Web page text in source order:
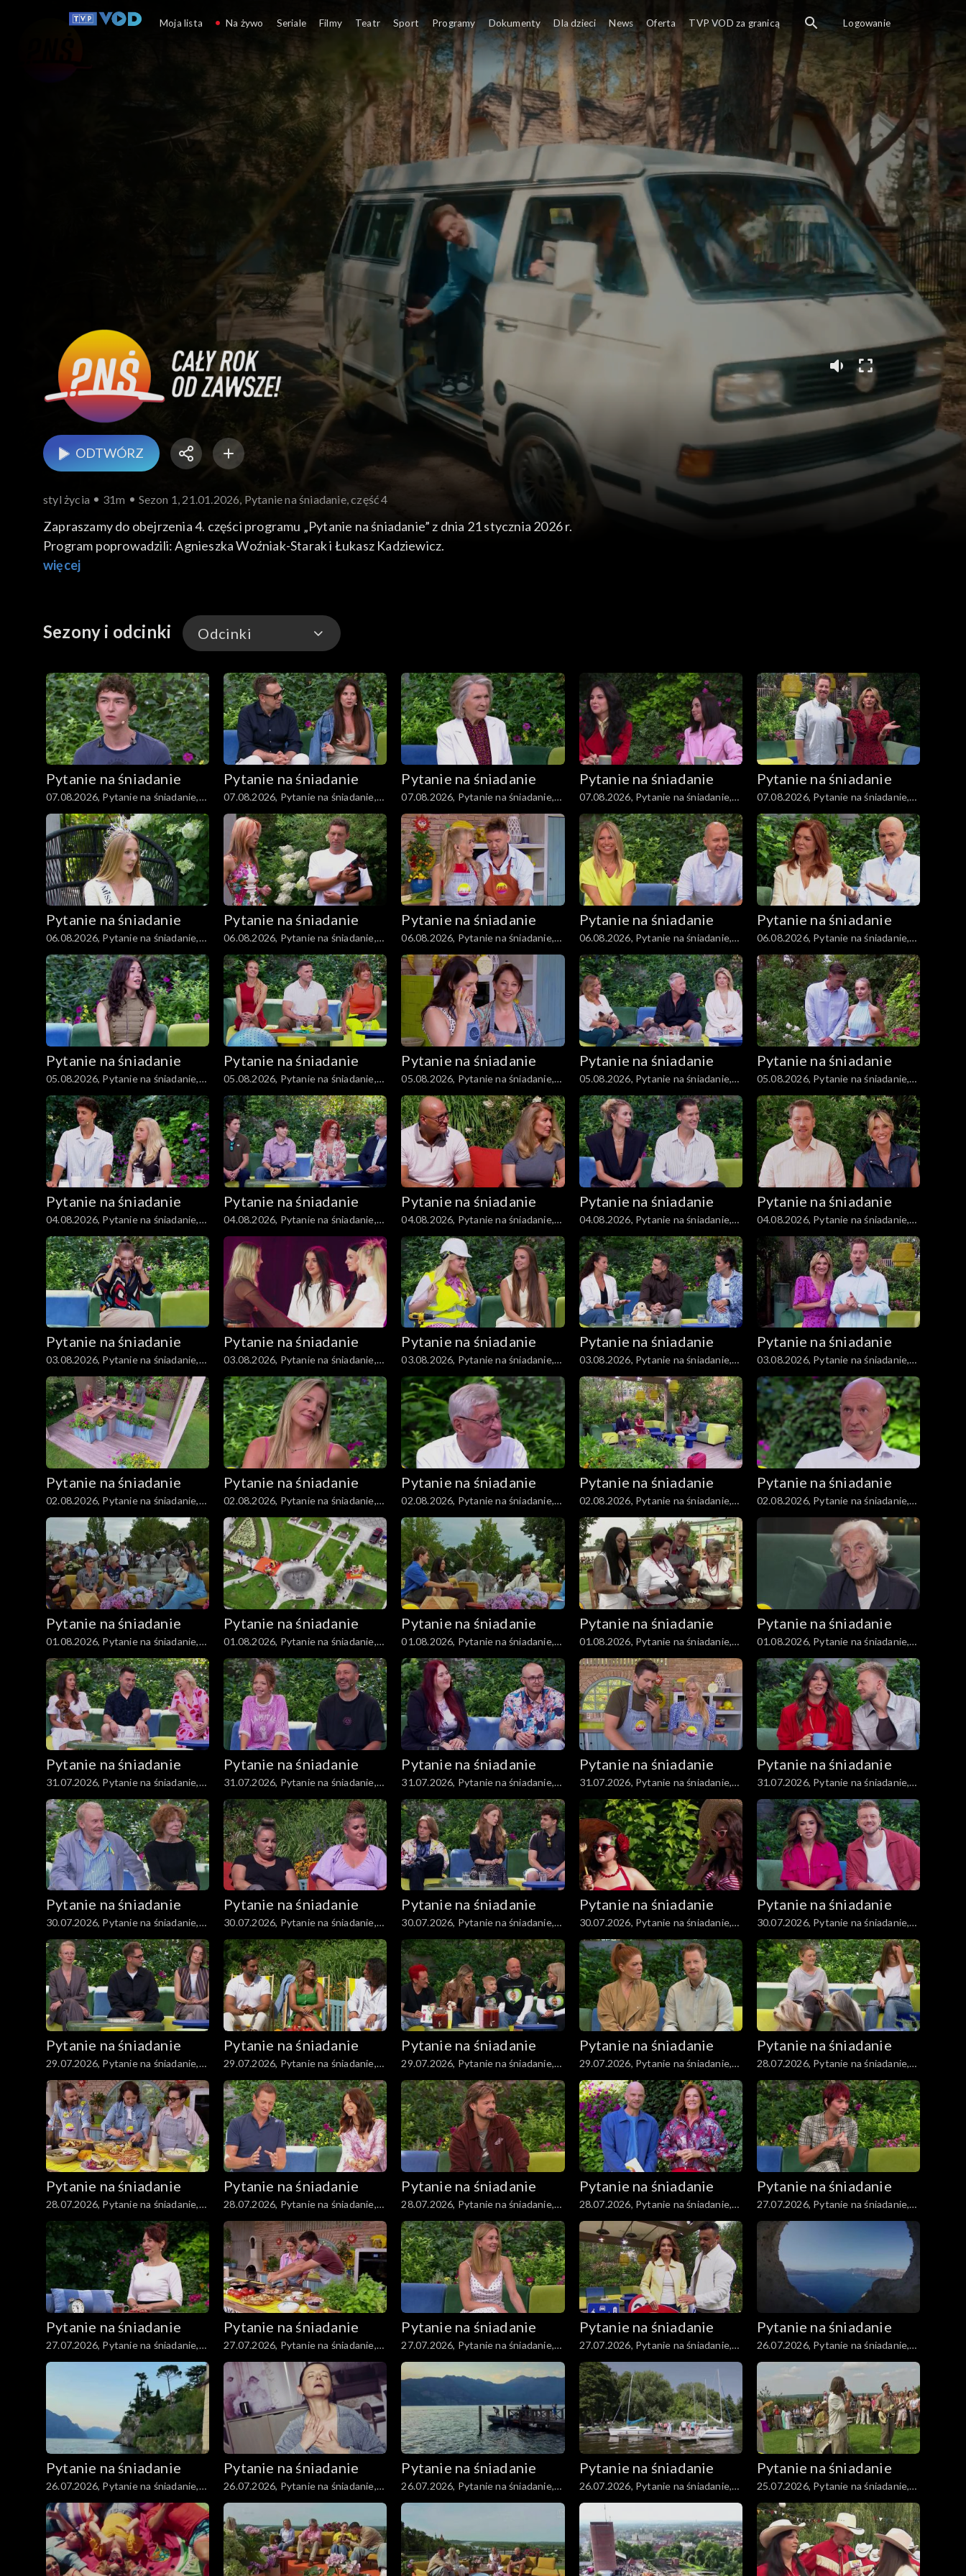
ODTWÓRZ
styl życia 31m Sezon 1, 21.01.2026, Pytanie na śniadanie, część 4
Zapraszamy do obejrzenia 4. części programu „Pytanie na śniadanie” z dnia 21 stycznia 2026 r.
Program poprowadzili: Agnieszka Woźniak-Starak i Łukasz Kadziewicz.
więcej
Sezony i odcinki Odcinki
Kuchnia
Gwiazdy
Scena Pnś
Ludzie
Zdrowie
Porady
Czerwony Dywan
Aktualności
Uroda
Moda
Materiały
Odcinki
Pytanie na śniadanie
07.08.2026, Pytanie na śniadanie,
część 5
Pytanie na śniadanie
07.08.2026, Pytanie na śniadanie,
część 4
Pytanie na śniadanie
07.08.2026, Pytanie na śniadanie,
część 3
Pytanie na śniadanie
07.08.2026, Pytanie na śniadanie,
część 2
Pytanie na śniadanie
07.08.2026, Pytanie na śniadanie,
część 1
Pytanie na śniadanie
06.08.2026, Pytanie na śniadanie,
część 5
Pytanie na śniadanie
06.08.2026, Pytanie na śniadanie,
część 4
Pytanie na śniadanie
06.08.2026, Pytanie na śniadanie,
część 3
Pytanie na śniadanie
06.08.2026, Pytanie na śniadanie,
część 2
Pytanie na śniadanie
06.08.2026, Pytanie na śniadanie,
część 1
Pytanie na śniadanie
05.08.2026, Pytanie na śniadanie,
część 5
Pytanie na śniadanie
05.08.2026, Pytanie na śniadanie,
część 4
Pytanie na śniadanie
05.08.2026, Pytanie na śniadanie,
część 3
Pytanie na śniadanie
05.08.2026, Pytanie na śniadanie,
część 2
Pytanie na śniadanie
05.08.2026, Pytanie na śniadanie,
część 1
Pytanie na śniadanie
04.08.2026, Pytanie na śniadanie,
część 5
Pytanie na śniadanie
04.08.2026, Pytanie na śniadanie,
część 4
Pytanie na śniadanie
04.08.2026, Pytanie na śniadanie,
część 3
Pytanie na śniadanie
04.08.2026, Pytanie na śniadanie,
część 2
Pytanie na śniadanie
04.08.2026, Pytanie na śniadanie,
część 1
Pytanie na śniadanie
03.08.2026, Pytanie na śniadanie,
część 5
Pytanie na śniadanie
03.08.2026, Pytanie na śniadanie,
część 4
Pytanie na śniadanie
03.08.2026, Pytanie na śniadanie,
część 3
Pytanie na śniadanie
03.08.2026, Pytanie na śniadanie,
część 2
Pytanie na śniadanie
03.08.2026, Pytanie na śniadanie,
część 1
Pytanie na śniadanie
02.08.2026, Pytanie na śniadanie,
część 5
Pytanie na śniadanie
02.08.2026, Pytanie na śniadanie,
część 4
Pytanie na śniadanie
02.08.2026, Pytanie na śniadanie,
część 3
Pytanie na śniadanie
02.08.2026, Pytanie na śniadanie,
część 2
Pytanie na śniadanie
02.08.2026, Pytanie na śniadanie,
część 1
Pytanie na śniadanie
01.08.2026, Pytanie na śniadanie,
część 5
Pytanie na śniadanie
01.08.2026, Pytanie na śniadanie,
część 4
Pytanie na śniadanie
01.08.2026, Pytanie na śniadanie,
część 3
Pytanie na śniadanie
01.08.2026, Pytanie na śniadanie,
część 2
Pytanie na śniadanie
01.08.2026, Pytanie na śniadanie,
część 1
Pytanie na śniadanie
31.07.2026, Pytanie na śniadanie,
część 5
Pytanie na śniadanie
31.07.2026, Pytanie na śniadanie,
część 4
Pytanie na śniadanie
31.07.2026, Pytanie na śniadanie,
część 3
Pytanie na śniadanie
31.07.2026, Pytanie na śniadanie,
część 2
Pytanie na śniadanie
31.07.2026, Pytanie na śniadanie,
część 1
Pytanie na śniadanie
30.07.2026, Pytanie na śniadanie,
część 5
Pytanie na śniadanie
30.07.2026, Pytanie na śniadanie,
część 4
Pytanie na śniadanie
30.07.2026, Pytanie na śniadanie,
część 3
Pytanie na śniadanie
30.07.2026, Pytanie na śniadanie,
część 2
Pytanie na śniadanie
30.07.2026, Pytanie na śniadanie,
część 1
Pytanie na śniadanie
29.07.2026, Pytanie na śniadanie,
część 5
Pytanie na śniadanie
29.07.2026, Pytanie na śniadanie,
część 4
Pytanie na śniadanie
29.07.2026, Pytanie na śniadanie,
część 2
Pytanie na śniadanie
29.07.2026, Pytanie na śniadanie,
część 1
Pytanie na śniadanie
28.07.2026, Pytanie na śniadanie,
część 5
Pytanie na śniadanie
28.07.2026, Pytanie na śniadanie,
część 4
Pytanie na śniadanie
28.07.2026, Pytanie na śniadanie,
część 3
Pytanie na śniadanie
28.07.2026, Pytanie na śniadanie,
część 2
Pytanie na śniadanie
28.07.2026, Pytanie na śniadanie,
część 1
Pytanie na śniadanie
27.07.2026, Pytanie na śniadanie,
część 5
Pytanie na śniadanie
27.07.2026, Pytanie na śniadanie,
część 4
Pytanie na śniadanie
27.07.2026, Pytanie na śniadanie,
część 3
Pytanie na śniadanie
27.07.2026, Pytanie na śniadanie,
część 2
Pytanie na śniadanie
27.07.2026, Pytanie na śniadanie,
część 1
Pytanie na śniadanie
26.07.2026, Pytanie na śniadanie,
część 5
Pytanie na śniadanie
26.07.2026, Pytanie na śniadanie,
część 4
Pytanie na śniadanie
26.07.2026, Pytanie na śniadanie,
część 3
Pytanie na śniadanie
26.07.2026, Pytanie na śniadanie,
część 2
Pytanie na śniadanie
26.07.2026, Pytanie na śniadanie,
część 1
Pytanie na śniadanie
25.07.2026, Pytanie na śniadanie,
część 5
Moja lista Na żywo Seriale Filmy Teatr Sport Programy Dokumenty Dla dzieci News Oferta TVP VOD za granicą Logowanie